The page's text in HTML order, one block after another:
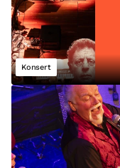
Konsert